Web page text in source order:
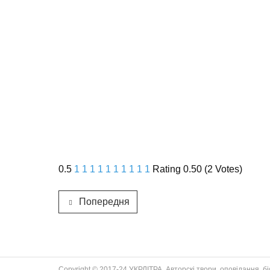
0.5 1 1 1 1 1 1 1 1 1 1 Rating 0.50 (2 Votes)
Попередня